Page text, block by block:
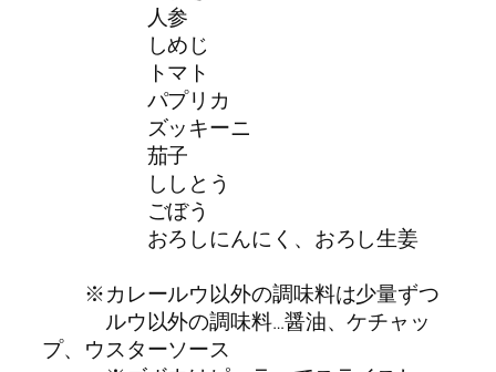
人参
しめじ
トマト
パプリカ
ズッキーニ
茄子
ししとう
ごぼう
おろしにんにく、おろし生姜
※カレールウ以外の調味料は少量ずつ
ルウ以外の調味料…醤油、ケチャッ
プ、ウスターソース